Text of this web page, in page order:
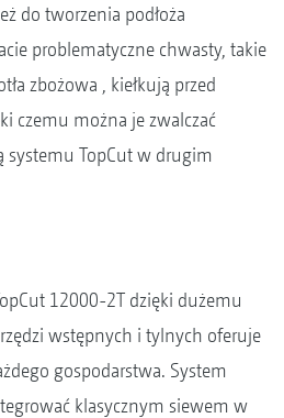
do tworzenia podłoża
problematyczne chwasty, takie
zbożowa , kiełkują przed
czemu można je zwalczać
systemu TopCut w drugim
12000-2T dzięki dużemu
wstępnych i tylnych oferuje
gospodarstwa. System
klasycznym siewem w